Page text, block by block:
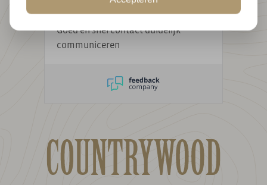
10/ 10Sjaak de vos
Goed en snel contact duidelijk
communiceren